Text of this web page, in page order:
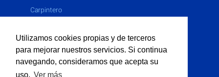
Utilizamos cookies propias y de terceros
para mejorar nuestros servicios. Si continua
navegando, consideramos que acepta su
uso. Ver más
Carpintero
Electricista
Fontanero
Limpieza Industrial